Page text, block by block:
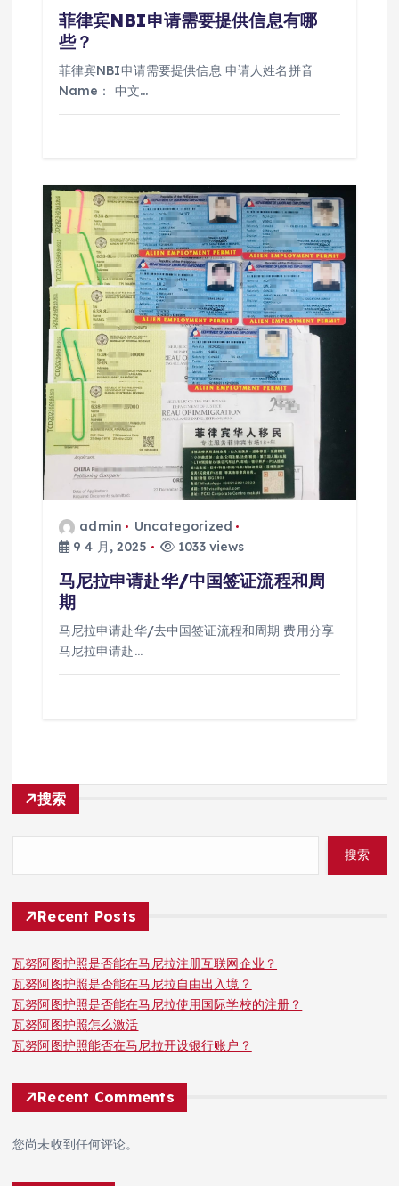
菲律宾NBI申请需要提供信息有哪
些？
菲律宾NBI申请需要提供信息 申请人姓名拼音
Name： 中文…
admin
Uncategorized
9 4 月, 2025
1033 views
马尼拉申请赴华/中国签证流程和周
期
马尼拉申请赴华/去中国签证流程和周期 费用分享
马尼拉申请赴…
搜索
搜索
Recent Posts
瓦努阿图护照是否能在马尼拉注册互联网企业？
瓦努阿图护照是否能在马尼拉自由出入境？
瓦努阿图护照是否能在马尼拉使用国际学校的注册？
瓦努阿图护照怎么激活
瓦努阿图护照能否在马尼拉开设银行账户？
Recent Comments
您尚未收到任何评论。